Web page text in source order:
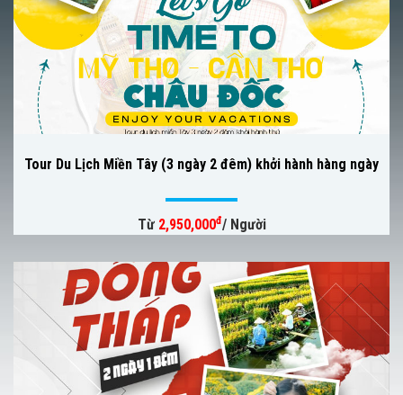
Tour Du Lịch Miền Tây (3 ngày 2 đêm) khởi hành hàng ngày
Từ 2,950,000đ/ Người